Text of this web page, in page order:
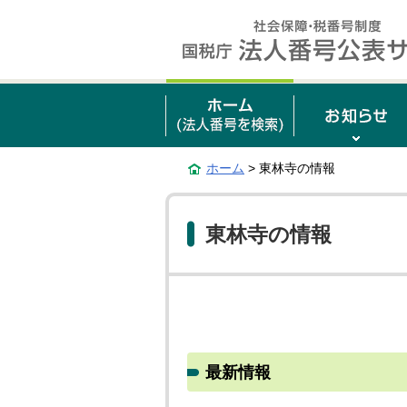
ホーム > 東林寺の情報
東林寺の情報
最新情報